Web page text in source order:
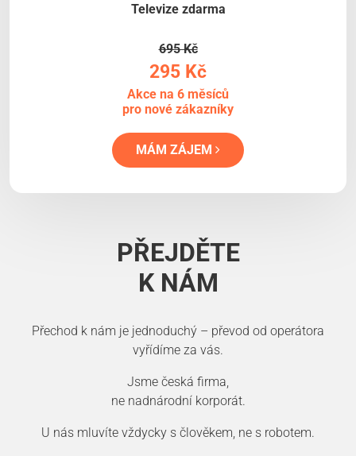
Televize zdarma
695 Kč
295 Kč
Akce na 6 měsíců
pro nové zákazníky
MÁM ZÁJEM
PŘEJDĚTE
K NÁM
Přechod k nám je jednoduchý – převod od operátora
vyřídíme za vás.
Jsme česká firma,
ne nadnárodní korporát.
U nás mluvíte vždycky s člověkem, ne s robotem.